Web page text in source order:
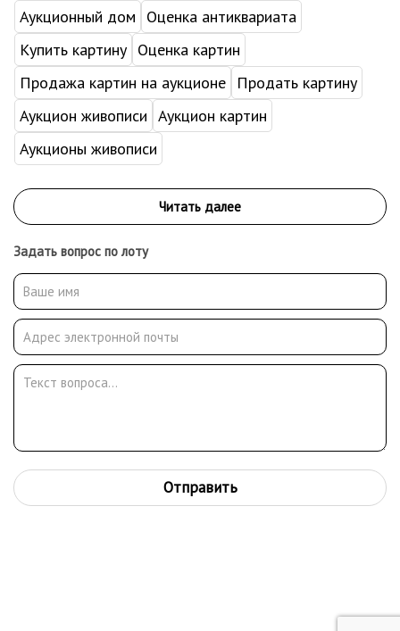
Аукционный дом
Оценка антиквариата
Купить картину Оценка картин
Продажа картин на аукционе
Продать картину
Аукцион живописи Аукцион картин
Аукционы живописи
Задать вопрос по лоту
Отправить